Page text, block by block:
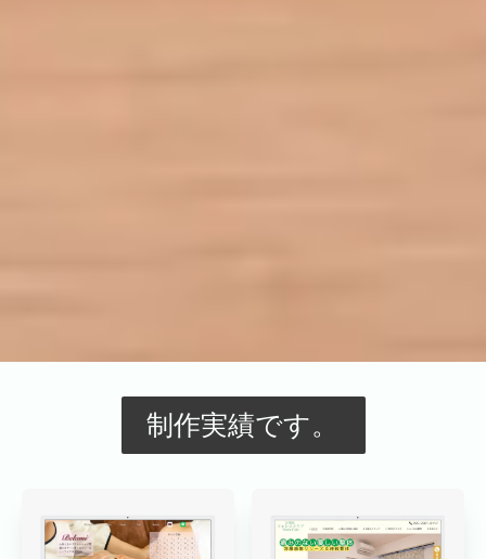
制作実績です。